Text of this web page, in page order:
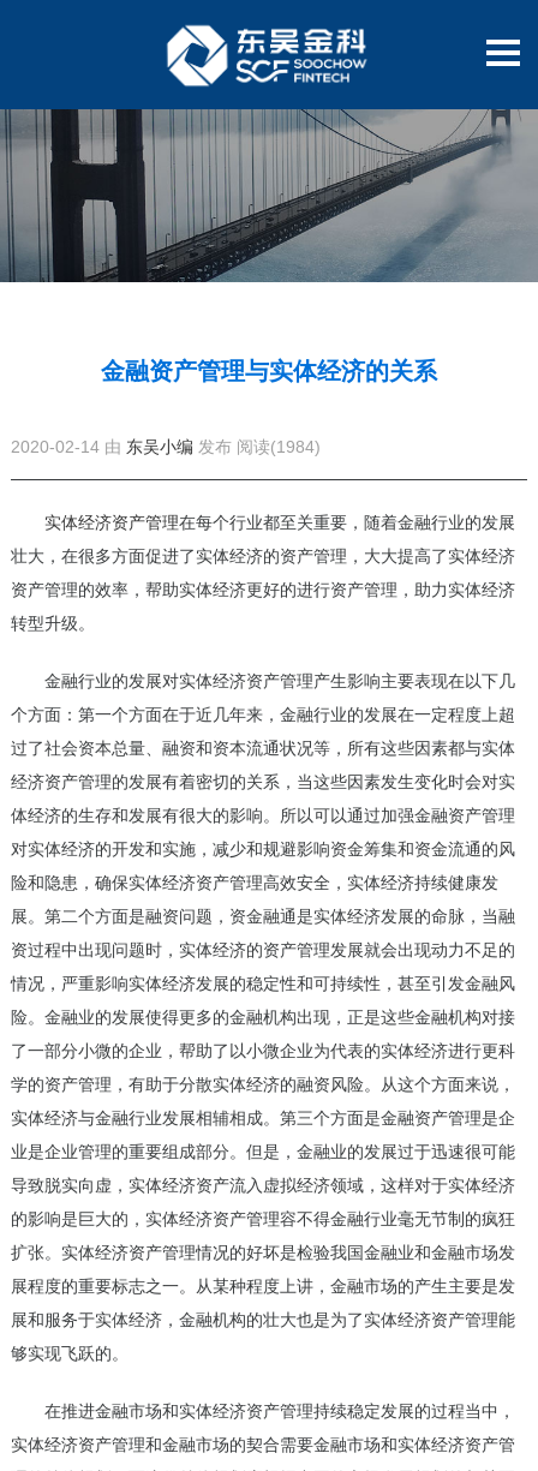
金融资产管理与实体经济的关系
2020-02-14 由 东吴小编 发布 阅读(1984)
实体经济资产管理在每个行业都至关重要，随着金融行业的发展
壮大，在很多方面促进了实体经济的资产管理，大大提高了实体经济
资产管理的效率，帮助实体经济更好的进行资产管理，助力实体经济
转型升级。
金融行业的发展对实体经济资产管理产生影响主要表现在以下几
个方面：第一个方面在于近几年来，金融行业的发展在一定程度上超
过了社会资本总量、融资和资本流通状况等，所有这些因素都与实体
经济资产管理的发展有着密切的关系，当这些因素发生变化时会对实
体经济的生存和发展有很大的影响。所以可以通过加强金融资产管理
对实体经济的开发和实施，减少和规避影响资金筹集和资金流通的风
险和隐患，确保实体经济资产管理高效安全，实体经济持续健康发
展。第二个方面是融资问题，资金融通是实体经济发展的命脉，当融
资过程中出现问题时，实体经济的资产管理发展就会出现动力不足的
情况，严重影响实体经济发展的稳定性和可持续性，甚至引发金融风
险。金融业的发展使得更多的金融机构出现，正是这些金融机构对接
了一部分小微的企业，帮助了以小微企业为代表的实体经济进行更科
学的资产管理，有助于分散实体经济的融资风险。从这个方面来说，
实体经济与金融行业发展相辅相成。第三个方面是金融资产管理是企
业是企业管理的重要组成部分。但是，金融业的发展过于迅速很可能
导致脱实向虚，实体经济资产流入虚拟经济领域，这样对于实体经济
的影响是巨大的，实体经济资产管理容不得金融行业毫无节制的疯狂
扩张。实体经济资产管理情况的好坏是检验我国金融业和金融市场发
展程度的重要标志之一。从某种程度上讲，金融市场的产生主要是发
展和服务于实体经济，金融机构的壮大也是为了实体经济资产管理能
够实现飞跃的。
在推进金融市场和实体经济资产管理持续稳定发展的过程当中，
实体经济资产管理和金融市场的契合需要金融市场和实体经济资产管